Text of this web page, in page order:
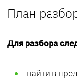
План
Для разбора
найти в